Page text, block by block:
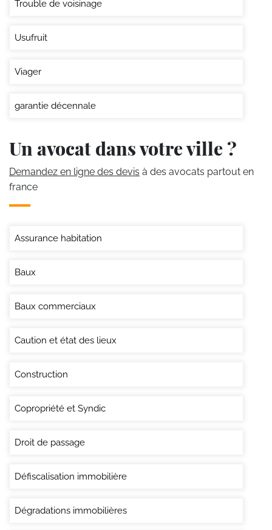
Trouble de voisinage
Usufruit
Viager
garantie décennale
Un avocat dans votre ville ?
Demandez en ligne des devis à des avocats partout en
france
Assurance habitation
Baux
Baux commerciaux
Caution et état des lieux
Construction
Copropriété et Syndic
Droit de passage
Défiscalisation immobilière
Dégradations immobilières